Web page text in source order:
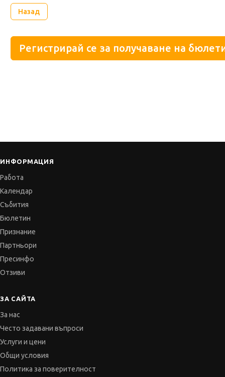
Назад
Регистрирай се за получаване на
Събития
Бюлетин
Партньори
За нас
Услуги и цени
GDPR и обработка на данни